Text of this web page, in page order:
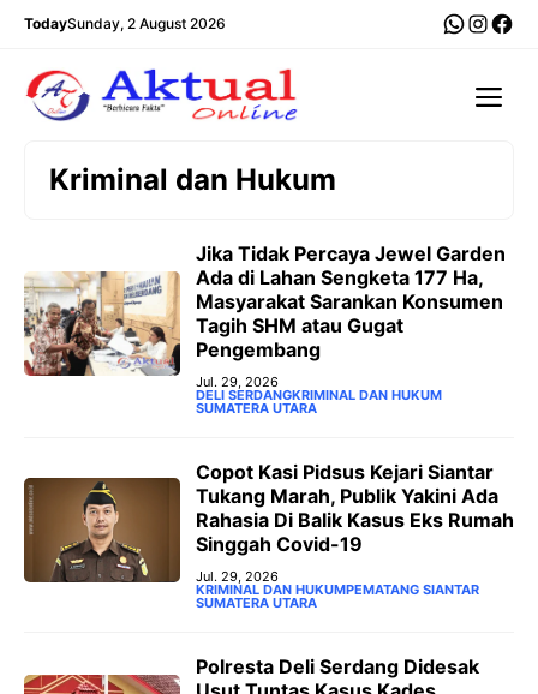
Langsung
TodaySunday, 2 August 2026
Kriminal dan Hukum
‎Jika Tidak Percaya Jewel Garden
Ada di Lahan Sengketa 177 Ha,
Masyarakat Sarankan Konsumen
Tagih SHM atau Gugat
Pengembang
Jul. 29, 2026
DELI SERDANGKRIMINAL DAN HUKUM
SUMATERA UTARA
‎Copot Kasi Pidsus Kejari Siantar
Tukang Marah, Publik Yakini Ada
Rahasia Di Balik Kasus Eks Rumah
Singgah Covid-19
Jul. 29, 2026
KRIMINAL DAN HUKUMPEMATANG SIANTAR
SUMATERA UTARA
‎Polresta Deli Serdang Didesak